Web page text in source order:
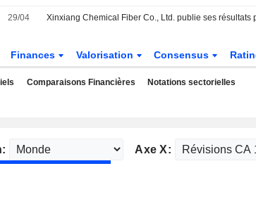
29/04
Finances Valorisation Consensus
Comparaisons Financières Notations sectorielles
Axe X: